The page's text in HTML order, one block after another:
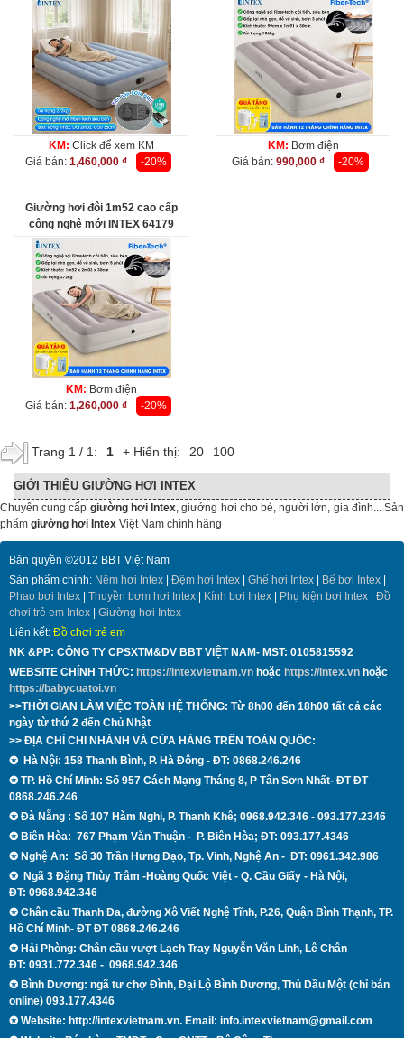
KM: Click để xem KM
Giá bán: 1,460,000 ₫ -20%
KM: Bơm điện
Giá bán: 990,000 ₫ -20%
Giường hơi đôi 1m52 cao cấp
công nghệ mới INTEX 64179
KM: Bơm điện
Giá bán: 1,260,000 ₫ -20%
Trang 1 / 1: 1 + Hiển thị: 20 100
GIỚI THIỆU GIƯỜNG HƠI INTEX
Chuyên cung cấp giường hơi Intex, giướng hơi cho bé, người lớn, gia đình... Sản
phẩm giường hơi Intex Việt Nam chính hãng
Bản quyền ©2012 BBT Việt Nam
Sản phẩm chính: Nệm hơi Intex Đệm hơi Intex Ghế hơi Intex Bể bơi Intex
Phao bơi Intex
Thuyền bơm hơi Intex Kính bơi Intex Phụ kiện bơi Intex
Đồ
chơi trẻ em Intex
Giường hơi Intex
Liên kết: Đồ chơi trẻ em
NK &PP: CÔNG TY CPSXTM&DV BBT VIỆT NAM- MST: 0105815592
WEBSITE CHÍNH THỨC: https://intexvietnam.vn hoặc https://intex.vn hoặc
https://babycuatoi.vn
>>THỜI GIAN LÀM VIỆC TOÀN HỆ THỐNG: Từ 8h00 đến 18h00 tất cả các
ngày từ thứ 2 đến Chủ Nhật
>> ĐỊA CHỈ CHI NHÁNH VÀ CỬA HÀNG TRÊN TOÀN QUỐC:
✪ Hà Nội: 158 Thanh Bình, P. Hà Đông - ĐT: 0868.246.246
✪ TP. Hồ Chí Minh: Số 957 Cách Mạng Tháng 8, P Tân Sơn Nhất- ĐTĐT
0868.246.246
✪ Đà Nẵng : Số 107 Hàm Nghi, P. Thanh Khê; 0968.942.346 - 093.177.2346
✪ Biên Hòa: 767 Phạm Văn Thuận - P. Biên Hòa; ĐT: 093.177.4346
✪ Nghệ An: Số 30 Trần Hưng Đạo, Tp. Vinh, Nghệ An - ĐT: 0961.342.986
✪ Ngã 3 Đặng Thùy Trâm -Hoàng Quốc Việt - Q. Cầu Giấy - Hà Nội,
ĐT: 0968.942.346
✪ Chân cầu Thanh Đa, đường Xô Viết Nghệ Tĩnh, P.26, Quận Bình Thạnh, TP.
Hồ Chí Minh- ĐTĐT 0868.246.246
✪ Hải Phòng: Chân cầu vượt Lạch Tray Nguyễn Văn Linh, Lê Chân
ĐT: 0931.772.346 - 0968.942.346
✪ Bình Dương: ngã tư chợ Đình, Đại Lộ Bình Dương, Thủ Dầu Một (chỉ bán
online) 093.177.4346
✪ Website: http://intexvietnam.vn. Email: info.intexvietnam@gmail.com